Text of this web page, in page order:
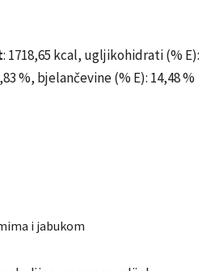
: 1718,65 kcal, ugljikohidrati (% E):
%, bjelančevine (% E): 14,48 %
i jabukom